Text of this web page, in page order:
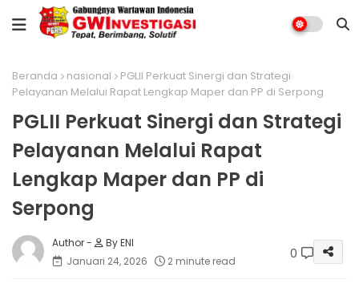
Beranda nasional
PGLII Perkuat Sinergi dan Strategi
Pelayanan Melalui Rapat Lengkap Maper dan PP di Serpong
PGLII Perkuat Sinergi dan Strategi
Pelayanan Melalui Rapat
Lengkap Maper dan PP di
Serpong
By ENI
Januari 24, 2026
2 minute read 0